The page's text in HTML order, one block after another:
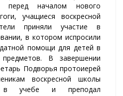
перед началом нового
учащиеся воскресной
приняли участие в
в котором испросили
помощи для детей в
В завершении
Подворья протоиерей
воскресной школы
в учебе и преподал